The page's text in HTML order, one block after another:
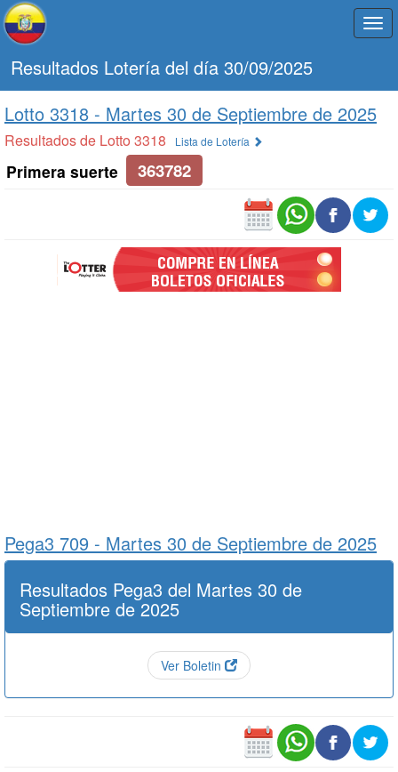
Resultados Lotería del día 30/09/2025
Lotto 3318 - Martes 30 de Septiembre de 2025
Resultados de Lotto 3318 Lista de Lotería
Primera suerte 363782
Pega3 709 - Martes 30 de Septiembre de 2025
Resultados Pega3 del Martes 30 de
Septiembre de 2025
Ver Boletin